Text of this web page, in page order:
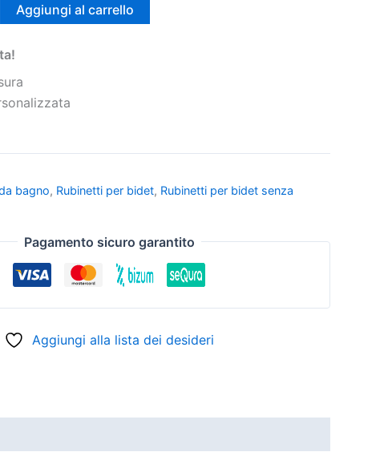
Aggiungi al carrello
bagno, Rubinetti per bidet, Rubinetti per bidet senza
Pagamento sicuro garantito
Aggiungi alla lista dei desideri